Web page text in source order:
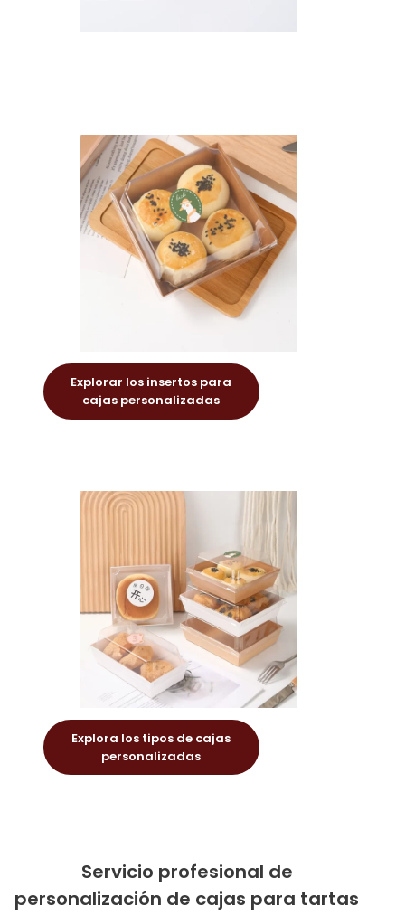
Explorar los insertos para
cajas personalizadas
Explora los tipos de cajas
personalizadas
Servicio profesional de
personalización de cajas para tartas